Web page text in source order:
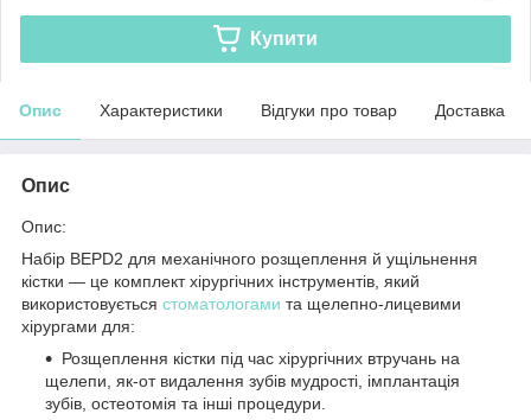
Купити
Опис Характеристики Відгуки про товар Доставка
Опис
Опис:
Набір BEPD2 для механічного розщеплення й ущільнення
кістки — це комплект хірургічних інструментів, який
використовується стоматологами та щелепно-лицевими
хірургами для:
Розщеплення кістки під час хірургічних втручань на
щелепи, як-от видалення зубів мудрості, імплантація
зубів, остеотомія та інші процедури.